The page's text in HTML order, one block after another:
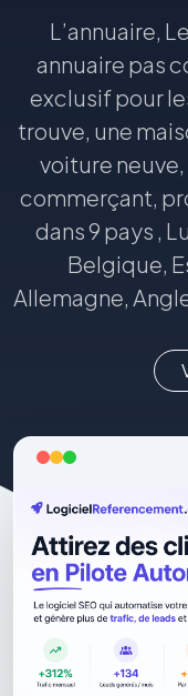
L’annuaire,
annuaire pas
exclusif pour
trouve, une
voiture neuve,
commerçant,
dans 9 pays ,
Belgique,
Allemagne,